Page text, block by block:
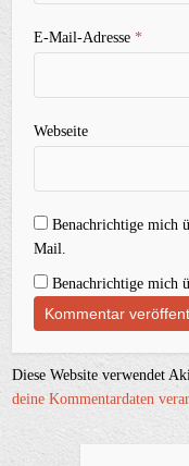
E-Mail-Adresse*
Webseite
Benachrichtige mich
Mail.
Benachrichtige mich
Diese Website verwendet
deine Kommentardaten